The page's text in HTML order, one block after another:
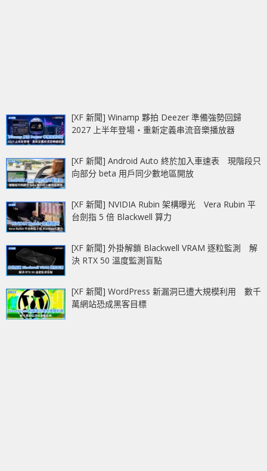
[XF 新聞] Winamp 夥拍 Deezer 準備強勢回歸
2027 上半年登場‧重新定義串流音樂播放器
[XF 新聞] Android Auto 終於加入車速表 現階段只
向部分 beta 用戶同少數地區開放
[XF 新聞] NVIDIA Rubin 架構曝光 Vera Rubin 平
台劍指 5 倍 Blackwell 算力
[XF 新聞] 外掛解鎖 Blackwell VRAM 逐粒監測 解
決 RTX 50 溫度監測盲點
[XF 新聞] WordPress 新漏洞已遭大規模利用 數千
萬網站恐成黑客目標